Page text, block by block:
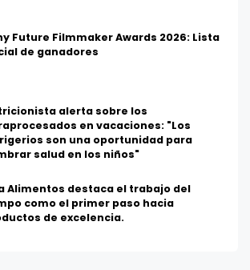
Future Filmmaker Awards 2026: Lista
de ganadores
alerta sobre los
en vacaciones: "Los
son una oportunidad para
salud en los niños"
Alimentos destaca el trabajo del
como el primer paso hacia
de excelencia.